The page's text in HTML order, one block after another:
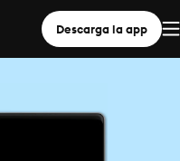
Descarga la app